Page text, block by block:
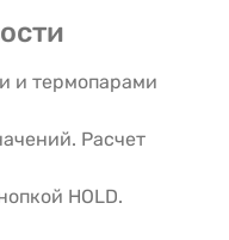
и термопарами
Расчет
HOLD.